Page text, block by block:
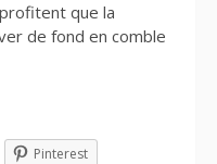
que la
de fond en comble
Pinterest